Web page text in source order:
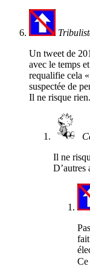
Un tweet de
avec le temps
requalifie cela
suspectée de
Il ne risque rien.
Il ne
Ce